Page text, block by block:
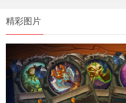
精彩图片